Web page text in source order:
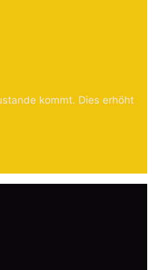
kommt. Dies erhöht